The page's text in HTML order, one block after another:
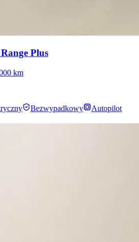
Plus
km
Bezwypadkowy
Autopilot